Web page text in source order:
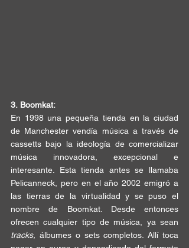
3. Boomkat:
En 1998 una pequeña tienda en la ciudad
de Manchester vendía música a través de
cassetts bajo la ideología de comercializar
música innovadora, excepcional e
interesante. Esta tienda antes se llamaba
Pelicanneck, pero en el año 2002 emigró a
las tierras de la virtualidad y se puso el
nombre de Boomkat. Desde entonces
tracks, álbumes o sets completos. Allí toca